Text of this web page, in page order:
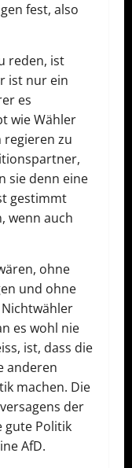
fest, also
reden, ist
ist nur ein
es
wie Wähler
regieren zu
sie denn eine
gestimmt
wenn auch
ohne
und ohne
es wohl nie
ist, dass die
anderen
machen. Die
der
gute Politik
AfD.